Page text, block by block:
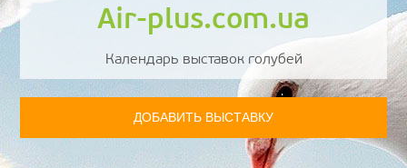
Air-plus.com.ua
Календарь выставок голубей
ДОБАВИТЬ ВЫСТАВКУ